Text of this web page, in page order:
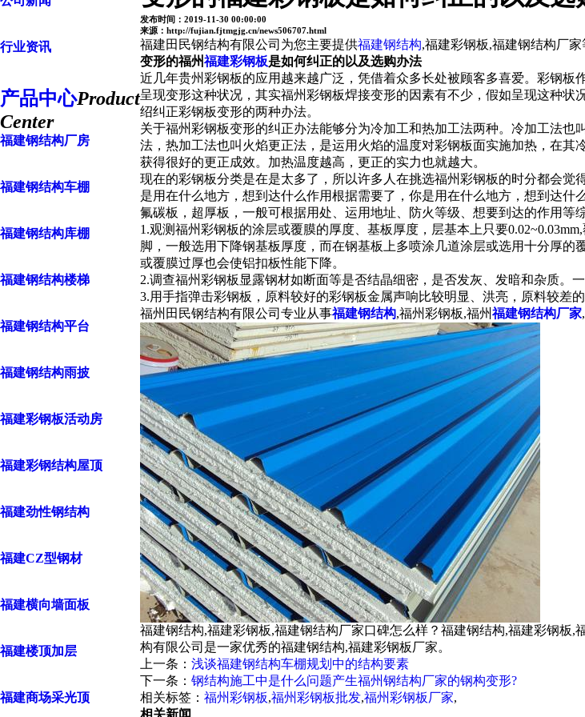
行业资讯
产品中心Product
Center
福建钢结构厂房
福建钢结构车棚
福建钢结构库棚
福建钢结构楼梯
福建钢结构平台
福建钢结构雨披
福建彩钢板活动房
福建彩钢结构屋顶
福建劲性钢结构
福建CZ型钢材
福建横向墙面板
福建楼顶加层
福建商场采光顶
发布时间：2019-11-30 00:00:00
来源：http://fujian.fjtmgjg.cn/news506707.html
福建田民钢结构有限公司为您主要提供福建钢结构,福建彩钢板,福建钢结构厂
变形的福州福建彩钢板是如何纠正的以及选购办法
近几年贵州彩钢板的应用越来越广泛，凭借着众多长处被顾客多喜爱。彩钢
呈现变形这种状况，其实福州彩钢板焊接变形的因素有不少，假如呈现这种状
绍纠正彩钢板变形的两种办法。
关于福州彩钢板变形的纠正办法能够分为冷加工和热加工法两种。冷加工法
法，热加工法也叫火焰更正法，是运用火焰的温度对彩钢板面实施加热，在
获得很好的更正成效。加热温度越高，更正的实力也就越大。
现在的彩钢板分类是在是太多了，所以许多人在挑选福州彩钢板的时分都会觉
是用在什么地方，想到达什么作用根据需要了，你是用在什么地方，想到达
氟碳板，超厚板，一般可根据用处、运用地址、防火等级、想要到达的作用等
1.观测福州彩钢板的涂层或覆膜的厚度、基板厚度，层基本上只要
脚，一般选用下降钢基板厚度，而在钢基板上多喷涂几道涂层或选用十分厚的
或覆膜过厚也会使铝扣板性能下降。
2.调查福州彩钢板 显露钢材如断面等是否结晶细密，是否发灰、发暗和杂质。
3.用手指弹击彩钢板，原料较好的彩钢板金属声响比较明显、洪亮，原料较差
福州田民钢结构有限公司专业从事福建钢结构,福州彩钢板,福州福建钢结构厂家
福建钢结构,福建彩钢板,福建钢结构厂家口碑怎么样？福建钢结构,福建彩钢板
构有限公司是一家优秀的福建钢结构,福建彩钢板厂家。
上一条： 浅谈福建钢结构车棚规划中的结构要素
下一条： 钢结构施工中是什么问题产生福州钢结构厂家的钢构变形?
相关标签： 福州彩钢板,福州彩钢板批发,福州彩钢板厂家,
相关新闻